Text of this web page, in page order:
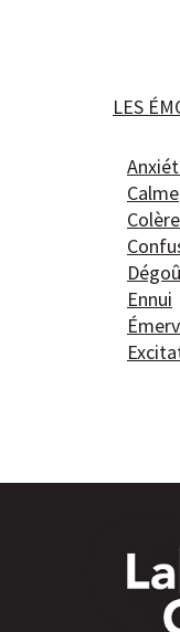
LES
Calme
Colère
Ennui